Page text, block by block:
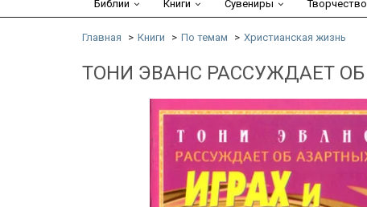
Библии Книги Сувениры Творчество
Главная Книги По темам Христианская жизнь
ТОНИ ЭВАНС РАССУЖДАЕТ ОБ